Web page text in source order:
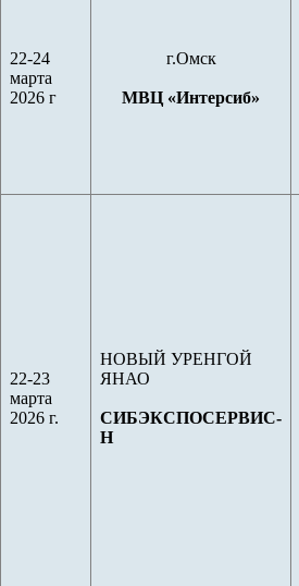
22-24
марта
2026 г
г.Омск
МВЦ «Интерсиб»
22-23
марта
2026 г.
НОВЫЙ УРЕНГОЙ
ЯНАО
СИБЭКСПОСЕРВИС-
Н